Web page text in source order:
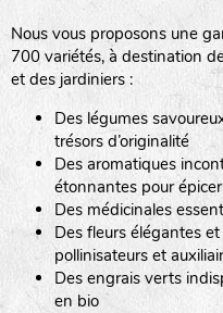
Nous vous proposons une
700 variétés, à destination
et des jardiniers :
Des légumes
trésors d’originalité
Des aromatiques
étonnantes pour
Des médicinales
Des fleurs élégantes
pollinisateurs et
Des engrais verts
en bio
tas de compost
fleurs
animaux